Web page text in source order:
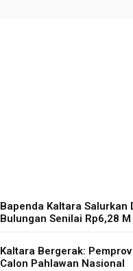
Bapenda Kaltara Salurkan
Bulungan Senilai Rp6,28 M
Kaltara Bergerak:
Calon Pahlawan Nasional